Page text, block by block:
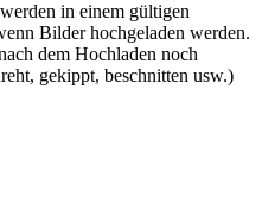
in einem gültigen
Bilder hochgeladen werden.
dem Hochladen noch
gekippt, beschnitten usw.)